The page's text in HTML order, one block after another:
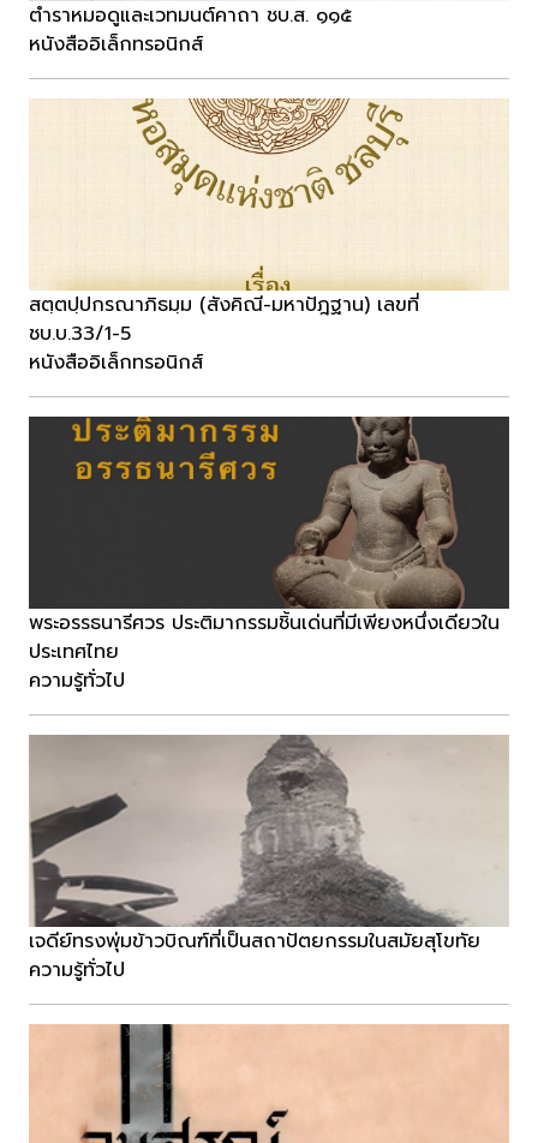
ตำราหมอดูและเวทมนต์คาถา ชบ.ส. ๑๑๕
หนังสืออิเล็กทรอนิกส์
สตฺตปฺปกรณาภิธมฺม (สังคิณี-มหาปัฎฐาน) เลขที่
ชบ.บ.33/1-5
หนังสืออิเล็กทรอนิกส์
พระอรรธนารีศวร ประติมากรรมชิ้นเด่นที่มีเพียงหนึ่งเดียวใน
ประเทศไทย
ความรู้ทั่วไป
เจดีย์ทรงพุ่มข้าวบิณฑ์ที่เป็นสถาปัตยกรรมในสมัยสุโขทัย
ความรู้ทั่วไป